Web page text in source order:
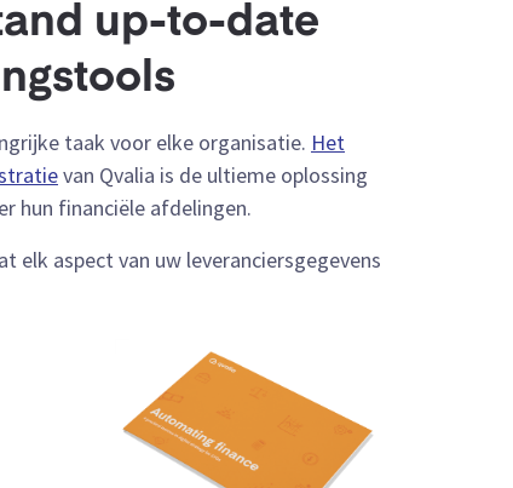
up-to-date
taak voor elke organisatie. Het
van Qvalia is de ultieme oplossing
hun financiële afdelingen.
elk aspect van uw leveranciersgegevens